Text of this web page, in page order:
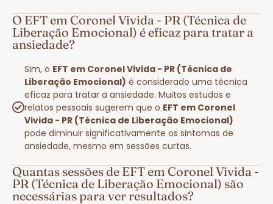
O EFT em Coronel Vivida - PR (Técnica de
Liberação Emocional) é eficaz para tratar a
ansiedade?
Sim, o EFT em Coronel Vivida - PR (Técnica de
Liberação Emocional) é considerado uma técnica
eficaz para tratar a ansiedade. Muitos estudos e
relatos pessoais sugerem que o EFT em Coronel
Vivida - PR (Técnica de Liberação Emocional)
pode diminuir significativamente os sintomas de
ansiedade, mesmo em sessões curtas.
Quantas sessões de EFT em Coronel Vivida -
PR (Técnica de Liberação Emocional) são
necessárias para ver resultados?